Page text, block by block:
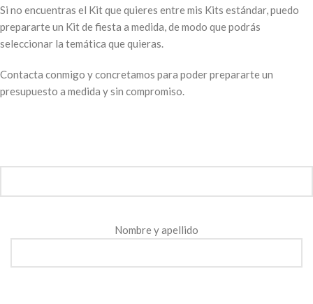
Si no encuentras el Kit que quieres entre mis Kits estándar, puedo
prepararte un Kit de fiesta a medida, de modo que podrás
seleccionar la temática que quieras.
Contacta conmigo y concretamos para poder prepararte un
presupuesto a medida y sin compromiso.
Nombre y apellido